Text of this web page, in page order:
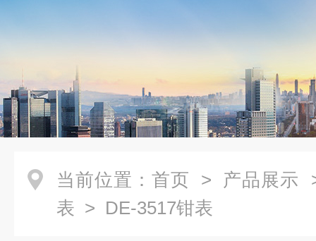
当前位置： 首页 > 产品展示
表 > DE-3517钳表